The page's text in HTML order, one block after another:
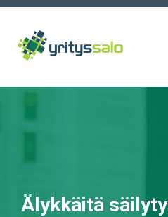
Älykkäitä